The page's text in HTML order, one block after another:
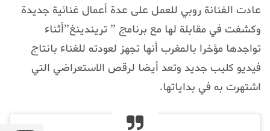
عادت الفنانة روبي للعمل على عدة أعمال غنائية جديدة
وكشفت في مقابلة لها مع برنامج ” تريندينغ”أثناء
تواجدها مؤخرا بالمغرب أنها تجهز لعودته للغناء بانتاج
فيديو كليب جديد وتعد أيضا لرقص الاستعراضي التي
اشتهرت به في بداياتها.